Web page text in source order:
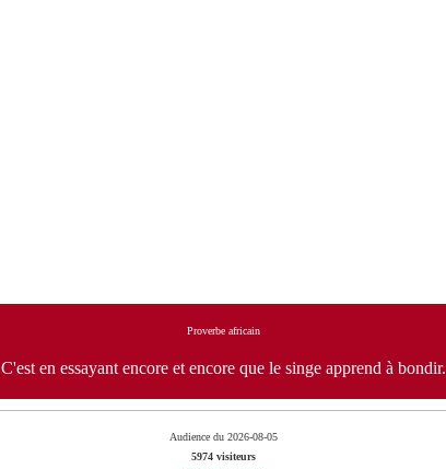
Proverbe africain
C'est en essayant encore et encore que le singe apprend à bondir.
Audience du 2026-08-05
5974 visiteurs